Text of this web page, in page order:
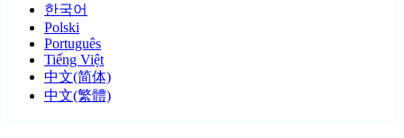
한국어
Polski
Português
Tiếng Việt
中文(简体)
中文(繁體)